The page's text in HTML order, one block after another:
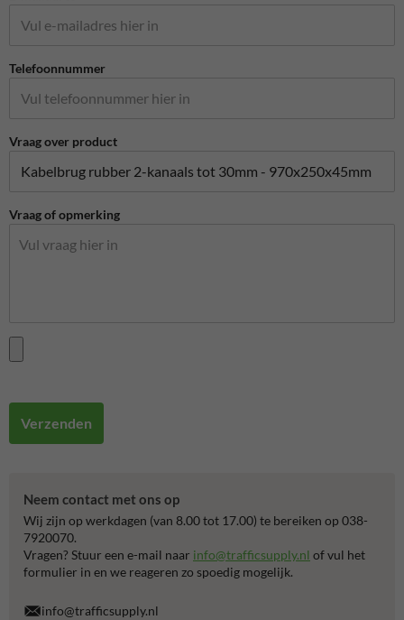
Telefoonnummer
Vraag over product
Vraag of opmerking
Verzenden
Neem contact met ons op
Wij zijn op werkdagen (van 8.00 tot 17.00) te bereiken op 038-
7920070.
Vragen? Stuur een e-mail naar info@trafficsupply.nl of vul het
formulier in en we reageren zo spoedig mogelijk.
info@trafficsupply.nl